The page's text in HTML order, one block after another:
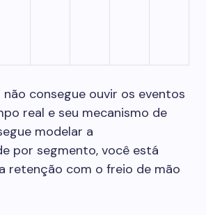
não consegue ouvir os eventos
real e seu mecanismo de
modelar a
por segmento, você está
retenção com o freio de mão